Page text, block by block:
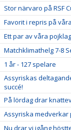
Stor närvaro på RSF
Favorit i repris på
Ett par av våra
Matchklimathelg 7-8
1 år - 127 spelare
Assyriskas
succé!
På lördag drar
Assyriska medverkar
Nu drar vi igång